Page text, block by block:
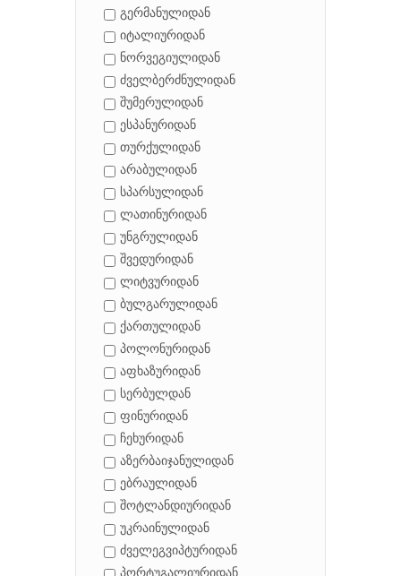
გერმანულიდან
იტალიურიდან
ნორვეგიულიდან
ძველბერძნულიდან
შუმერულიდან
ესპანურიდან
თურქულიდან
არაბულიდან
სპარსულიდან
ლათინურიდან
უნგრულიდან
შვედურიდან
ლიტვურიდან
ბულგარულიდან
ქართულიდან
პოლონურიდან
აფხაზურიდან
სერბულდან
ფინურიდან
ჩეხურიდან
აზერბაიჯანულიდან
ებრაულიდან
შოტლანდიურიდან
უკრაინულიდან
ძველეგვიპტურიდან